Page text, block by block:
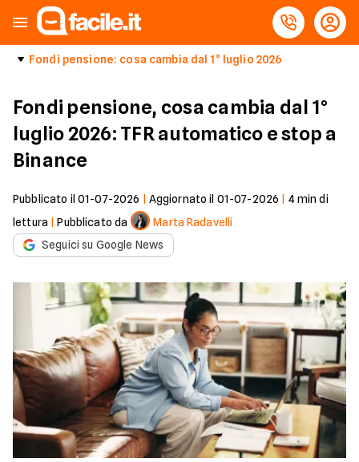
Fondi pensione: cosa cambia dal 1° luglio 2026
Fondi pensione, cosa cambia dal 1°
luglio 2026: TFR automatico e stop a
Binance
Pubblicato il 01-07-2026 Aggiornato il 01-07-2026 4min di
lettura |Pubblicato da
Marta Radavelli
Seguici su Google News